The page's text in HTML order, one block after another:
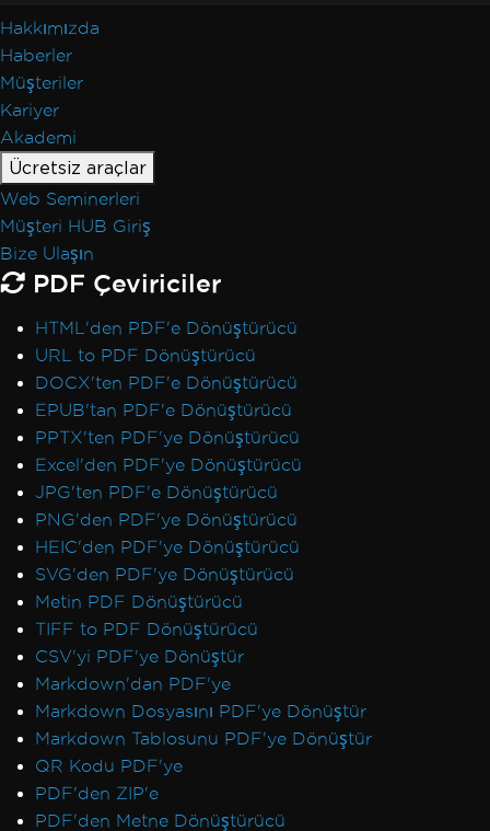
Hakkımızda
Haberler
Müşteriler
Kariyer
Akademi
Ücretsiz araçlar
Web Seminerleri
Müşteri HUB Giriş
Bize Ulaşın
PDF Çeviriciler
HTML'den PDF'e Dönüştürücü
URL to PDF Dönüştürücü
DOCX'ten PDF'e Dönüştürücü
EPUB'tan PDF'e Dönüştürücü
PPTX'ten PDF'ye Dönüştürücü
Excel'den PDF'ye Dönüştürücü
JPG'ten PDF'e Dönüştürücü
PNG'den PDF'ye Dönüştürücü
HEIC'den PDF'ye Dönüştürücü
SVG'den PDF'ye Dönüştürücü
Metin PDF Dönüştürücü
TIFF to PDF Dönüştürücü
CSV'yi PDF'ye Dönüştür
Markdown'dan PDF'ye
Markdown Dosyasını PDF'ye Dönüştür
Markdown Tablosunu PDF'ye Dönüştür
QR Kodu PDF'ye
PDF'den ZIP'e
PDF'den Metne Dönüştürücü